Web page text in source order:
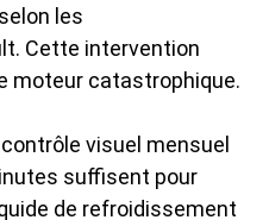
les
Cette intervention
moteur catastrophique.
visuel mensuel
suffisent pour
de refroidissement